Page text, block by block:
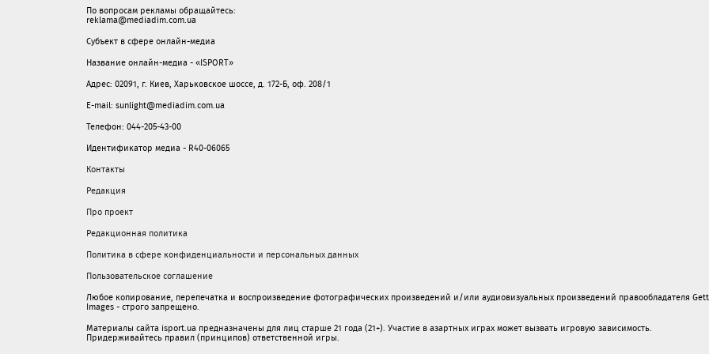
По вопросам рекламы обращайтесь:
reklama@mediadim.com.ua
Субъект в сфере онлайн-медиа
Название онлайн-медиа - «ISPORT»
Адрес: 02091, г. Киев, Харьковское шоссе, д. 172-Б, оф. 208/1
E-mail: sunlight@mediadim.com.ua
Телефон: 044-205-43-00
Идентификатор медиа - R40-06065
Контакты
Редакция
Про проект
Редакционная политика
Политика в сфере конфиденциальности и персональных данных
Пользовательское соглашение
Любое копирование, перепечатка и воспроизведение фотографических произведений и/или аудиовизуальных произведений правообладателя
Images - строго запрещено.
Материалы сайта isport.ua предназначены для лиц старше 21 года (21+). Участие в азартных играх может вызвать игровую зависимость.
Придерживайтесь правил (принципов) ответственной игры.